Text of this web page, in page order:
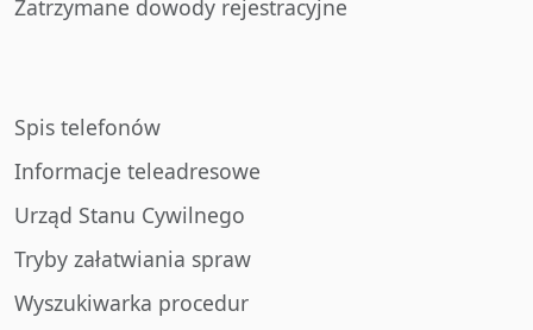
Zatrzymane dowody rejestracyjne
Spis telefonów
Informacje teleadresowe
Urząd Stanu Cywilnego
Tryby załatwiania spraw
Wyszukiwarka procedur